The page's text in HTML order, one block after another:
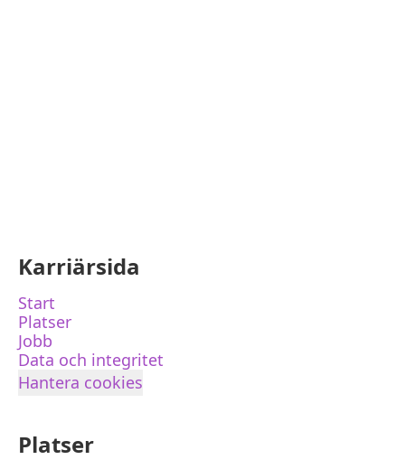
Karriärsida
Start
Platser
Jobb
Data och integritet
Hantera cookies
Platser